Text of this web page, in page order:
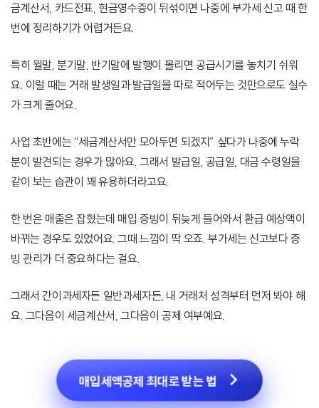
금계산서, 카드전표, 현금영수증이 뒤섞이면 나중에 부가세 신고 때 한
번에 정리하기가 어렵거든요.
특히 월말, 분기말, 반기말에 발행이 몰리면 공급시기를 놓치기 쉬워
요. 이럴 때는 거래 발생일과 발급일을 따로 적어두는 것만으로도 실수
가 크게 줄어요.
사업 초반에는 “세금계산서만 모아두면 되겠지” 싶다가 나중에 누락
분이 발견되는 경우가 많아요. 그래서 발급일, 공급일, 대금 수령일을
같이 보는 습관이 꽤 유용하더라고요.
한 번은 매출은 잡혔는데 매입 증빙이 뒤늦게 들어와서 환급 예상액이
바뀌는 경우도 있었어요. 그때 느낌이 딱 오죠. 부가세는 신고보다 증
빙 관리가 더 중요하다는 걸요.
그래서 간이과세자든 일반과세자든, 내 거래처 성격부터 먼저 봐야 해
요. 그다음이 세금계산서, 그다음이 공제 여부예요.
매입세액공제 최대로 받는 법